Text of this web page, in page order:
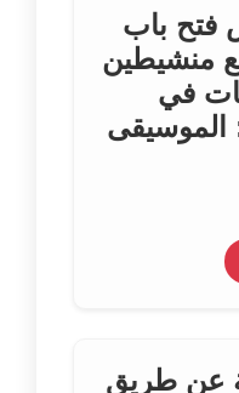
فتح باب
منشيطين
في
: الموسيقى
عن طريق